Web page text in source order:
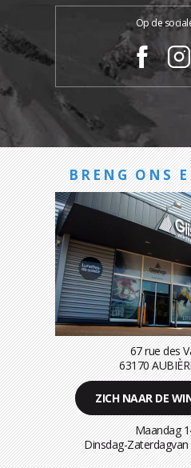
Op de
BRENG ONS
67 rue des
63170
ZICH NAAR DE
Maandag
Dinsdag-